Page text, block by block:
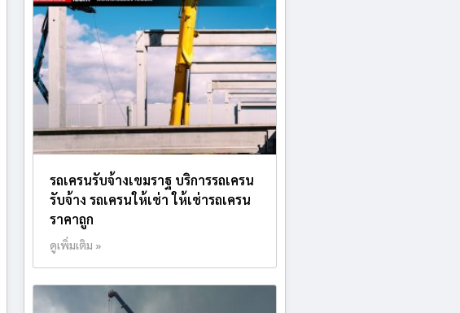
รถเครนรับจ้างเขมราฐ บริการรถเครน
รับจ้าง รถเครนให้เช่า ให้เช่ารถเครน
ราคาถูก
ดูเพิ่มเติม »